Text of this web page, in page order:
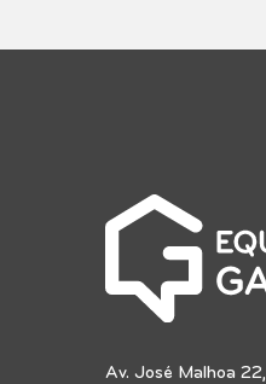
Av. José Malhoa 22,